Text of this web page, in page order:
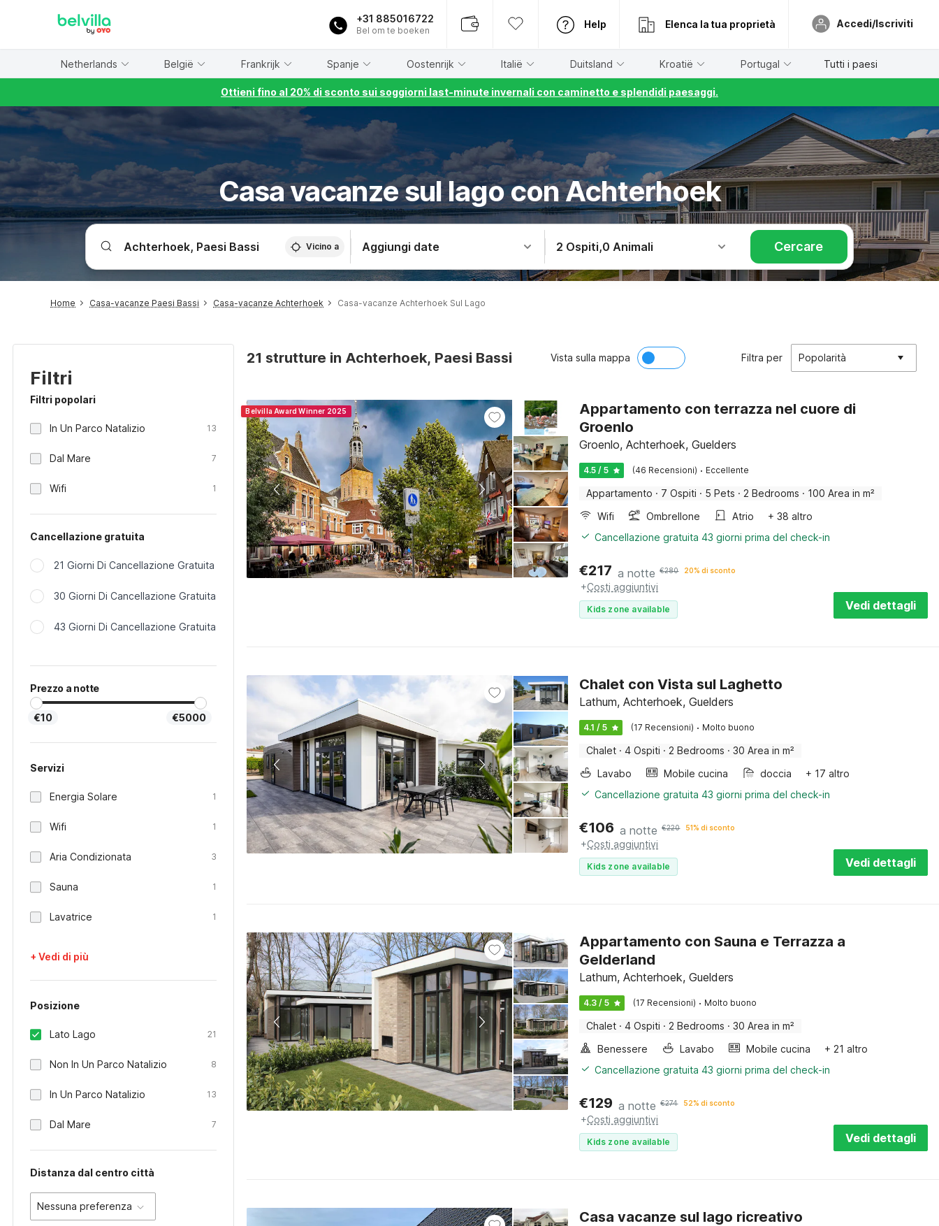
+31 885016722
Bel om te boeken
Help Elenca la tua proprietà Accedi/Iscriviti
Netherlands België Frankrijk Spanje Oostenrijk Italië Duitsland Kroatië Portugal Tutti i paesi
Ottieni fino al 20% di sconto sui soggiorni last-minute invernali con caminetto e splendidi paesaggi.
Casa vacanze sul lago con Achterhoek
Vicino a Aggiungi date 2 Ospiti,0 Animali Cercare
Home Casa-vacanze Paesi Bassi Casa-vacanze Achterhoek Casa-vacanze Achterhoek Sul Lago
Filtri
Filtri popolari
In Un Parco Natalizio 13
Dal Mare 7
Wifi 1
Cancellazione gratuita
21 Giorni Di Cancellazione Gratuita
30 Giorni Di Cancellazione Gratuita
43 Giorni Di Cancellazione Gratuita
Prezzo a notte
€10 €5000
Servizi
Energia Solare 1
Wifi 1
Aria Condizionata 3
Sauna 1
Lavatrice 1
+ Vedi di più
Posizione
Lato Lago 21
Non In Un Parco Natalizio 8
In Un Parco Natalizio 13
Dal Mare 7
Distanza dal centro città
Nessuna preferenza
21 strutture in Achterhoek, Paesi Bassi Vista sulla mappa Filtra per Popolarità
Belvilla Award Winner 2025
Appartamento con terrazza nel cuore di
Groenlo
Groenlo, Achterhoek, Guelders
4.5 / 5 (46 Recensioni) · Eccellente
Appartamento · 7 Ospiti · 5 Pets · 2 Bedrooms · 100 Area in m²
Wifi
Ombrellone Atrio
+ 38 altro
Cancellazione gratuita 43 giorni prima del check-in
€217 a notte €280 20% di sconto
+Costi aggiuntivi
Kids zone available Vedi dettagli
Chalet con Vista sul Laghetto
Lathum, Achterhoek, Guelders
4.1 / 5 (17 Recensioni) · Molto buono
Chalet · 4 Ospiti · 2 Bedrooms · 30 Area in m²
Lavabo
Mobile cucina doccia
+ 17 altro
Cancellazione gratuita 43 giorni prima del check-in
€106 a notte €220 51% di sconto
+Costi aggiuntivi
Kids zone available Vedi dettagli
Appartamento con Sauna e Terrazza a
Gelderland
Lathum, Achterhoek, Guelders
4.3 / 5 (17 Recensioni) · Molto buono
Chalet · 4 Ospiti · 2 Bedrooms · 30 Area in m²
Benessere
Lavabo Mobile cucina
+ 21 altro
Cancellazione gratuita 43 giorni prima del check-in
€129 a notte €274 52% di sconto
+Costi aggiuntivi
Kids zone available Vedi dettagli
Casa vacanze sul lago ricreativo